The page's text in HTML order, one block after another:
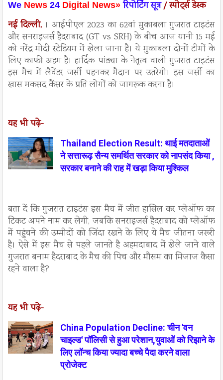
We News 24 Digital News»रिपोर्टिंग सूत्र/स्पोर्ट्स डेस्क
नई दिल्ली, । आईपीएल 2023 का 62वां मुकाबला गुजरात टाइटंस
और सनराइजर्स हैदराबाद (GT vs SRH) के बीच आज यानी 15 मई
को नरेंद्र मोदी स्टेडियम में खेला जाना है। ये मुकाबला दोनों टीमों के
लिए काफी अहम है। हार्दिक पांड्या के नेतृत्व वाली गुजरात टाइटंस
इस मैच में लैवेंडर जर्सी पहनकर मैदान पर उतरेगी। इस जर्सी का
खास मकसद कैंसर के प्रति लोगों को जागरूक करना है।
यह भी पढ़े-
Thailand Election Result: थाई मतदाताओं
ने सत्तारूढ़ सैन्य समर्थित सरकार को नापसंद किया ,
सरकार बनाने की राह में खड़ा किया मुश्किल
बता दें कि गुजरात टाइटंस इस मैच में जीत हासिल कर प्लेऑफ का
टिकट अपने नाम कर लेगी, जबकि सनराइजर्स हैदराबाद को प्लेऑफ
में पहुंचने की उम्मीदों को जिंदा रखने के लिए ये मैच जीतना जरूरी
है। ऐसे में इस मैच से पहले जानते है अहमदाबाद में खेले जाने वाले
गुजरात बनाम हैदराबाद के मैच की पिच और मौसम का मिजाज कैसा
रहने वाला है?
यह भी पढ़े-
China Population Decline: चीन 'वन
चाइल्ड' पॉलिसी से हुआ परेशान,युवाओं को रिझाने के
लिए लॉन्च किया ज्यादा बच्चे पैदा करने वाला
प्रोजेक्ट